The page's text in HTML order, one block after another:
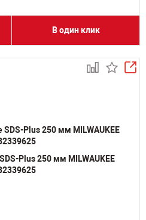
В один клик
Plus 250 мм MILWAUKEE